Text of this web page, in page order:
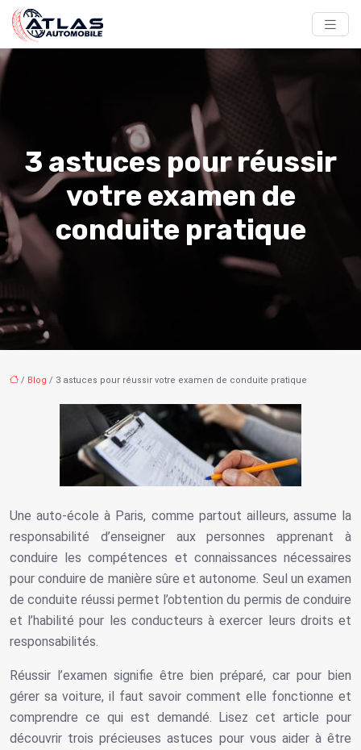
3 astuces pour réussir
votre examen de
conduite pratique
/ Blog / 3 astuces pour réussir votre examen de conduite pratique
Une auto-école à Paris, comme partout ailleurs, assume la
responsabilité d’enseigner aux personnes apprenant à
conduire les compétences et connaissances nécessaires
pour conduire de manière sûre et autonome. Seul un examen
de conduite réussi permet l’obtention du permis de conduire
et l’habilité pour les conducteurs à exercer leurs droits et
responsabilités.
Réussir l’examen signifie être bien préparé, car pour bien
gérer sa voiture, il faut savoir comment elle fonctionne et
comprendre ce qui est demandé. Lisez cet article pour
découvrir trois précieuses astuces pour vous aider à être